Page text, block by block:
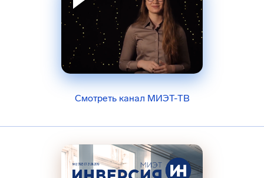
Смотреть канал МИЭТ-ТВ